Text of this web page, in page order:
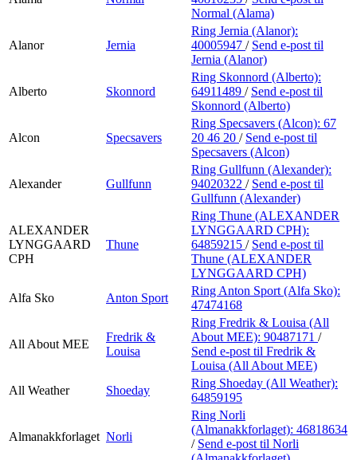
Normal (Alama)
Alanor Jernia
Ring Jernia (Alanor):
40005947 / Send e-post til
Jernia (Alanor)
Alberto Skonnord
Ring Skonnord (Alberto):
64911489 / Send e-post til
Skonnord (Alberto)
Alcon Specsavers
Ring Specsavers (Alcon): 67
20 46 20 / Send e-post til
Specsavers (Alcon)
Alexander Gullfunn
Ring Gullfunn (Alexander):
94020322 / Send e-post til
Gullfunn (Alexander)
ALEXANDER
LYNGGAARD
CPH
Thune
Ring Thune (ALEXANDER
LYNGGAARD CPH):
64859215 / Send e-post til
Thune (ALEXANDER
LYNGGAARD CPH)
Alfa Sko
Anton Sport
Ring Anton Sport (Alfa Sko):
47474168
All About MEE
Fredrik &
Louisa
Ring Fredrik & Louisa (All
About MEE): 90487171 /
Send e-post til Fredrik &
Louisa (All About MEE)
All Weather
Shoeday
Ring Shoeday (All Weather):
64859195
Almanakkforlaget Norli
Ring Norli
(Almanakkforlaget): 46818634
/ Send e-post til Norli